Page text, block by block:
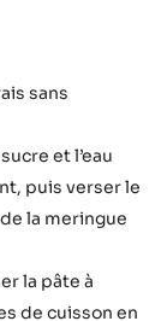
sans
et l’eau
puis verser le
la meringue
la pâte à
de cuisson en